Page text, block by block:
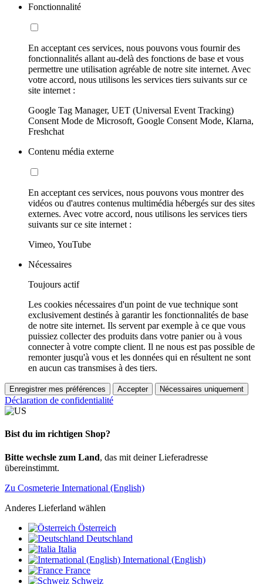
Fonctionnalité
En acceptant ces services, nous pouvons vous fournir des
fonctionnalités allant au-delà des fonctions de base et vous
permettre une utilisation agréable de notre site internet. Avec
votre accord, nous utilisons les services tiers suivants sur ce
site internet :
Google Tag Manager, UET (Universal Event Tracking)
Consent Mode de Microsoft, Google Consent Mode, Klarna,
Freshchat
Contenu média externe
En acceptant ces services, nous pouvons vous montrer des
vidéos ou d'autres contenus multimédia hébergés sur des sites
externes. Avec votre accord, nous utilisons les services tiers
suivants sur ce site internet :
Vimeo, YouTube
Nécessaires
Toujours actif
Les cookies nécessaires d'un point de vue technique sont
exclusivement destinés à garantir les fonctionnalités de base
de notre site internet. Ils servent par exemple à ce que vous
puissiez collecter des produits dans votre panier ou à vous
connecter à votre compte client. Il ne nous est pas possible de
remonter jusqu'à vous et les données qui en résultent ne sont
en aucun cas transmises à des tiers.
Enregistrer mes préférences Accepter Nécessaires uniquement
Déclaration de confidentialité
Bist du im richtigen Shop?
Bitte wechsle zum Land, das mit deiner Lieferadresse
übereinstimmt.
Zu Cosmeterie International (English)
Anderes Lieferland wählen
Österreich
Deutschland
Italia
International (English)
France
Schweiz